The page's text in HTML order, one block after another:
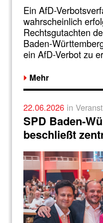
Ein AfD-
wahrscheinlich
Rechtsgutachten
Baden-
ein AfD-Verbot zu
Mehr
22.06.2026 in
SPD Baden-
beschließt